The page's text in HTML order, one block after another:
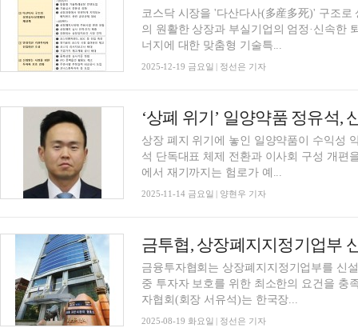
코스닥 시장을 '다산다사(多産多死)' 구조로
의 원활한 상장과 부실기업의 엄정·신속한
너지에 대한 맞춤형 기술특...
2025-12-19 금요일 | 정선은 기자
상장 폐지 위기에 놓인 일양약품이 수익성
석 단독대표 체제 전환과 이사회 구성 개편
에서 재기까지는 험로가 예...
2025-11-14 금요일 | 양현우 기자
금투협, 상장폐지지정기업부
금융투자협회는 상장폐지지정기업부를 신
중 투자자 보호를 위한 최소한의 요건을 충
자협회(회장 서유석)는 한국장...
2025-08-19 화요일 | 정선은 기자